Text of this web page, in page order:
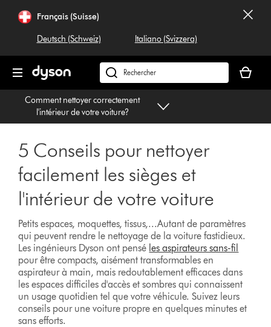
Français (Suisse)
Deutsch (Schweiz) Italiano (Svizzera)
Rechercher
dyson.ch
panier
est
Comment nettoyer correctement
l'intérieur de votre voiture?
5 Conseils pour nettoyer
facilement les sièges et
l'intérieur de votre voiture
Petits espaces, moquettes, tissus,...Autant de paramètres
qui peuvent rendre le nettoyage de la voiture fastidieux.
Les ingénieurs Dyson ont pensé les aspirateurs sans-fil
pour être compacts, aisément transformables en
aspirateur à main, mais redoutablement efficaces dans
les espaces difficiles d'accès et sombres qui connaissent
un usage quotidien tel que votre véhicule. Suivez leurs
conseils pour une voiture propre en quelques minutes et
sans efforts.